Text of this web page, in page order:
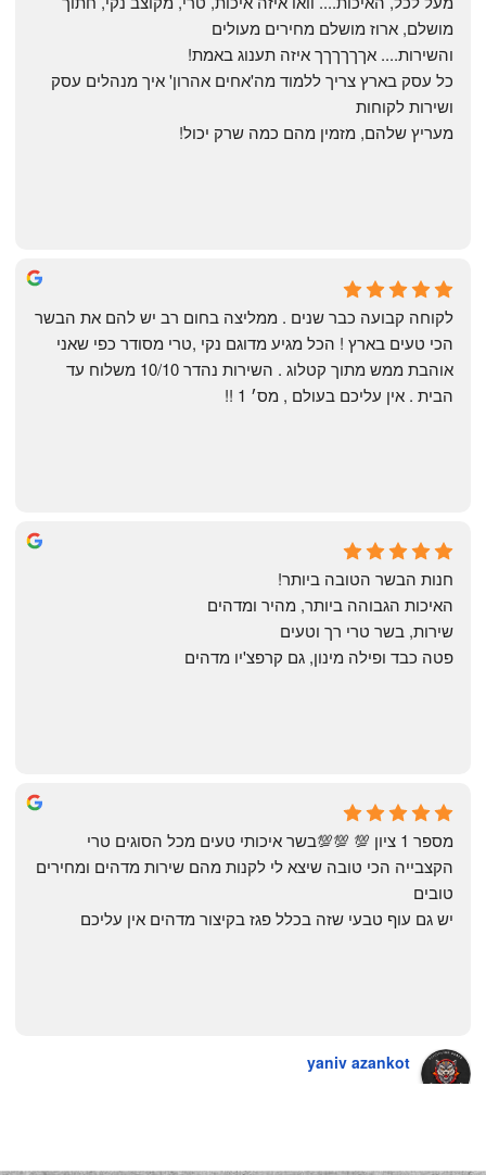
Shahaf Bendarker
6 months ago
מושלם, ארוז מושלם מחירים מעולים
והשירות.... אךךךךךך איזה תענוג באמת!
ושירות לקוחות
מעריץ שלהם, מזמין מהם כמה שרק יכול!
Annael Annael
9 months ago
הבית . אין עליכם בעולם , מס׳ 1 !!
The Artechology
a year ago
חנות הבשר הטובה ביותר!
האיכות הגבוהה ביותר, מהיר ומדהים
שירות, בשר טרי רך וטעים
פטה כבד ופילה מינון, גם קרפצ'יו מדהים
yaniv azankot
טובים
יש גם עוף טבעי שזה בכלל פגז בקיצור מדהים אין עליכם